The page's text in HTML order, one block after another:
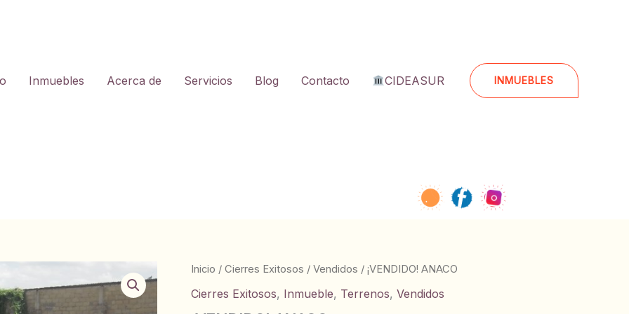
Inmuebles Acerca de Servicios Blog Contacto CIDEASUR INMUEBLES
Inicio / Cierres Exitosos / Vendidos / ¡VENDIDO! ANACO
Cierres Exitosos, Inmueble, Terrenos, Vendidos